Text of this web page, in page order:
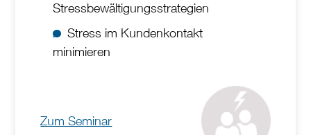
Stressbewältigungsstrategien
Stress im Kundenkontakt
minimieren
Zum Seminar